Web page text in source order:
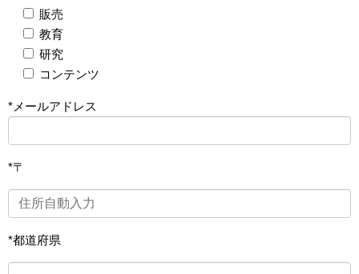
販売
教育
研究
コンテンツ
*メールアドレス
*〒
*都道府県